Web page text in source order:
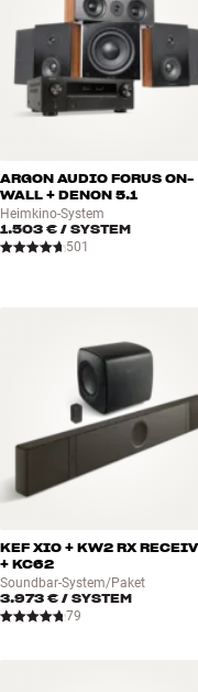
ARGON AUDIO FORUS ON-
WALL + DENON 5.1
Heimkino-System
1.503 € / SYSTEM
501
KEF XIO + KW2 RX
+ KC62
Soundbar-System/Paket
3.973 € / SYSTEM
79